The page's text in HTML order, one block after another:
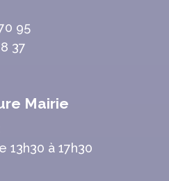
95
37
Mairie
13h30 à 17h30